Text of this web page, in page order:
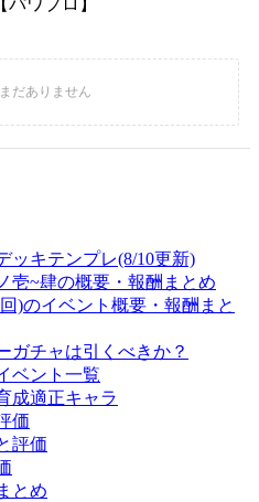
ワプロ】
ッキテンプレ(8/10更新)
壱~肆の概要・報酬まとめ
)のイベント概要・報酬まと
ガチャは引くべきか？
ベント一覧
成適正キャラ
価
評価
とめ